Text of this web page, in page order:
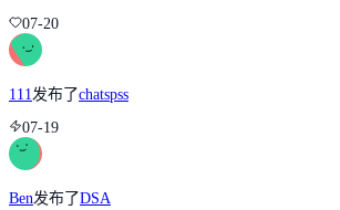
07-20
111 发布了chatspss
07-19
Ben发布了DSA